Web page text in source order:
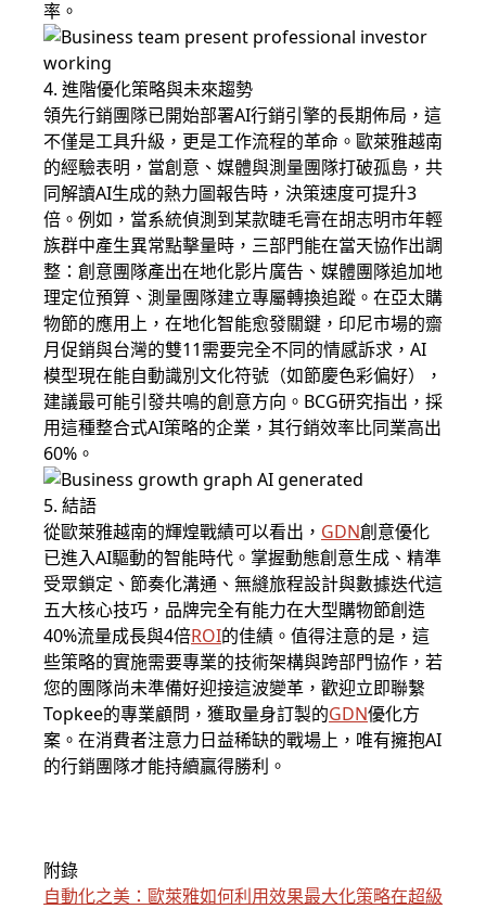
率。
4. 進階優化策略與未來趨勢
領先行銷團隊已開始部署AI行銷引擎的長期佈局，這
不僅是工具升級，更是工作流程的革命。歐萊雅越南
的經驗表明，當創意、媒體與測量團隊打破孤島，共
同解讀AI生成的熱力圖報告時，決策速度可提升3
倍。例如，當系統偵測到某款睫毛膏在胡志明市年輕
族群中產生異常點擊量時，三部門能在當天協作出調
整：創意團隊產出在地化影片廣告 、媒體團隊追加地
理定位預算、測量團隊建立專屬轉換追蹤。在亞太購
物節的應用上，在地化智能愈發關鍵，印尼市場的齋
月促銷與台灣的雙11需要完全不同的情感訴求，AI
模型現在能自動識別文化符號（如節慶色彩偏好），
建議最可能引發共鳴的創意方向。BCG研究指出，採
用這種整合式AI策略的企業，其行銷效率比同業高出
60%。
5. 結語
從歐萊雅越南的輝煌戰績可以看出， GDN創意優化
已進入AI驅動的智能時代。掌握動態創意生成、精準
受眾鎖定、節奏化溝通、無縫旅程設計與數據迭代這
五大核心技巧，品牌完全有能力在大型購物節創造
40%流量成長與4倍ROI的佳績。值得注意的是，這
些策略的實施需要專業的技術架構與跨部門協作，若
您的團隊尚未準備好迎接這波變革，歡迎立即聯繫
Topkee的專業顧問，獲取量身訂製的GDN優化方
案。在消費者注意力日益稀缺的戰場上，唯有擁抱AI
的行銷團隊才能持續贏得勝利。
附錄
自動化之美：歐萊雅如何利用效果最大化策略在超級